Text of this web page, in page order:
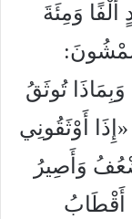
وَمِئَةَ
لِشَمْشُونَ:
تُوثَقُ
«إِذَا أَوْثَقُونِي
وَأَصِيرُ
لَهَا أَقْطَابُ